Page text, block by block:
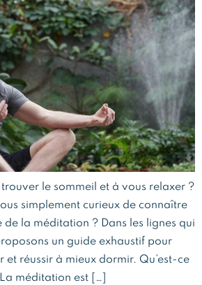
le sommeil et à vous relaxer ?
simplement curieux de connaître
de la méditation ? Dans les lignes qui
un guide exhaustif pour
réussir à mieux dormir. Qu’est-ce
méditation est […]